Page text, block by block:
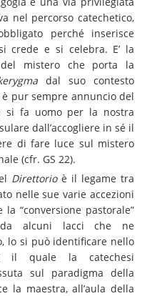
nel percorso catechetico,
perché inserisce
crede e si celebra. E’ la
del mistero che porta la
dal suo contesto
pur sempre annuncio del
si fa uomo per la nostra
dall’accogliere in sé il
di fare luce sul mistero
(cfr. GS 22).
Direttorioè il legame tra
nelle sue varie accezioni
la “conversione pastorale”
alcuni lacci che ne
lo si può identificare nello
il quale la catechesi
sul paradigma della
la maestra, all’aula della